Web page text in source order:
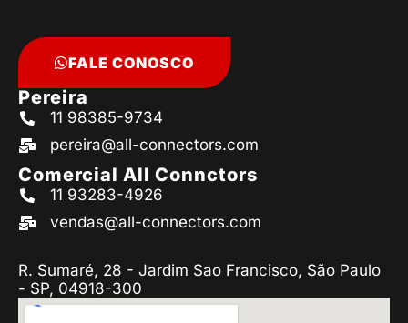
FALE CONOSCO
Pereira
11 98385-9734
pereira@all-connectors.com
Comercial All Connctors
11 93283-4926
vendas@all-connectors.com
R. Sumaré, 28 - Jardim Sao Francisco, São Paulo
- SP, 04918-300